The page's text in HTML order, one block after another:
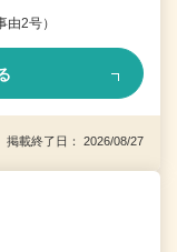
2号）
載終了日： 2026/08/27